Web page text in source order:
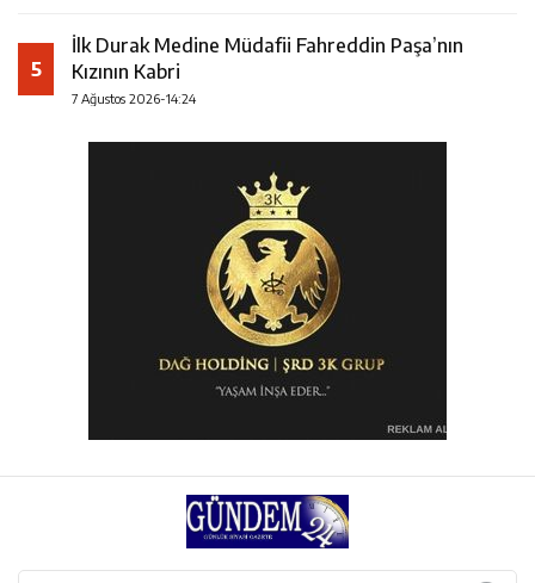
5
İlk Durak Medine Müdafii Fahreddin Paşa’nın
Kızının Kabri
7 Ağustos 2026-14:24